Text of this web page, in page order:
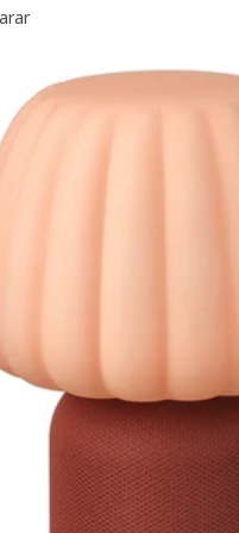
Altavoz portátil